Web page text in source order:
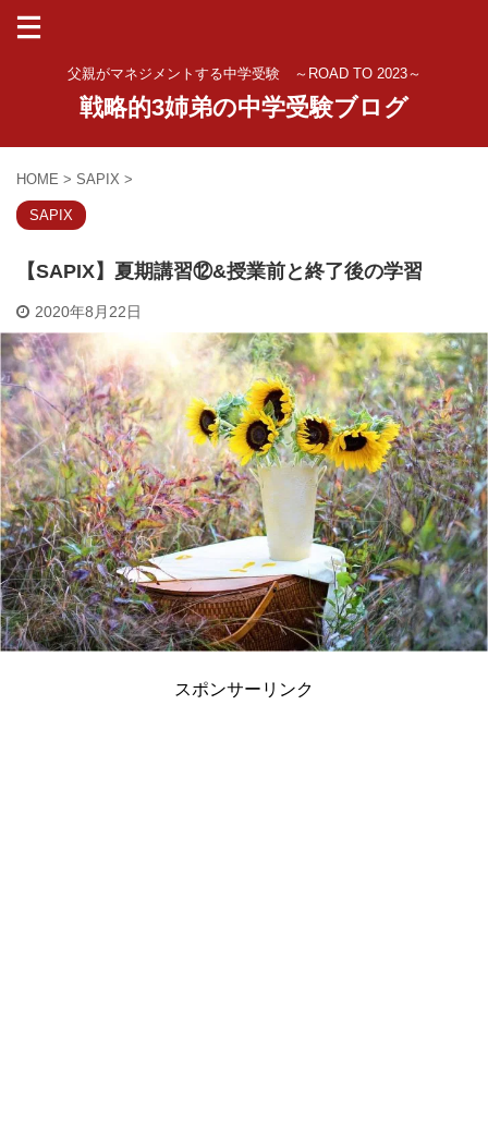
父親がマネジメントする中学受験 ～ROAD TO 2023～
戦略的3姉弟の中学受験ブログ
HOME > SAPIX >
SAPIX
【SAPIX】夏期講習⑫&授業前と終了後の学習
2020年8月22日
スポンサーリンク